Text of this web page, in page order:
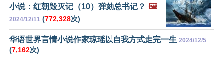
小说：红朝毁灭记（10）弹劾总书记？ 🖼️
2024/12/11 (772,328次)
华语世界言情小说作家琼瑶以自我方式走完一生 2024/12/5
(7,162次)